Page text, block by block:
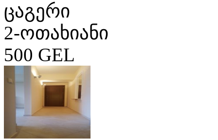
ცაგერი
2-ოთახიანი
500 GEL